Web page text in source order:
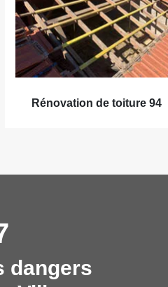
Rénovation de toiture 94
dangers